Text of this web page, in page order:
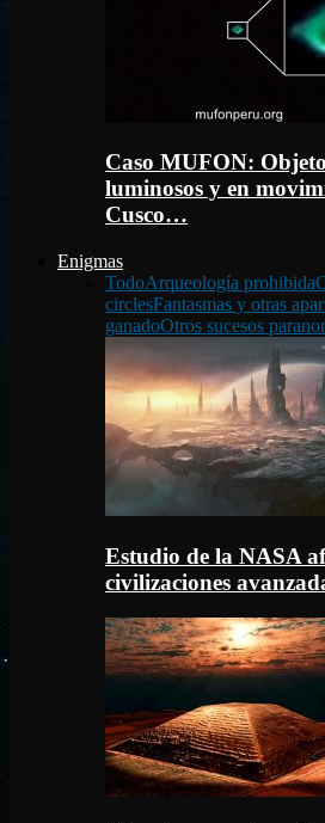
Caso MUFON:
luminosos y en
Cusco…
Enigmas
TodoArqueología prohibida
circlesFantasmas y otras
ganadoOtros sucesos
Estudio de la NASA
civilizaciones